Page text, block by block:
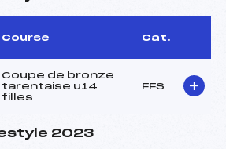
Course Cat.
Coupe de bronze
tarentaise u14
filles
FFS
2023